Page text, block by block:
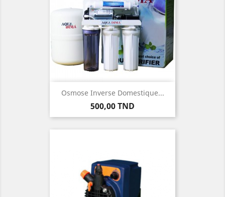
Osmose Inverse Domestique...
Prix
500,00 TND